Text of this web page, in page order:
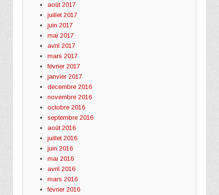
août 2017
juillet 2017
juin 2017
mai 2017
avril 2017
mars 2017
février 2017
janvier 2017
décembre 2016
novembre 2016
octobre 2016
septembre 2016
août 2016
juillet 2016
juin 2016
mai 2016
avril 2016
mars 2016
février 2016